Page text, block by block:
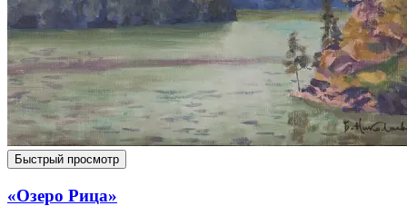
Быстрый просмотр
«Озеро Рица»